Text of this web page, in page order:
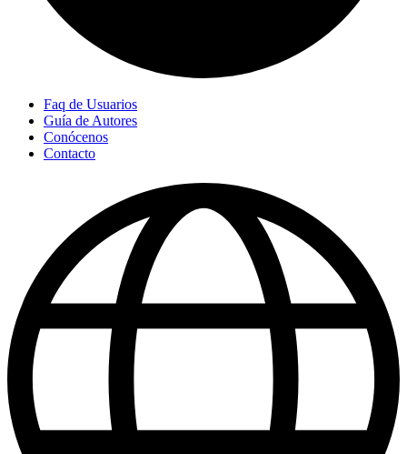
Faq de Usuarios
Guía de Autores
Conócenos
Contacto